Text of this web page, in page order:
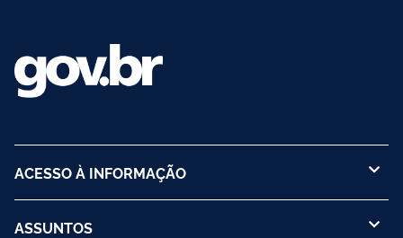
ACESSO À INFORMAÇÃO
ASSUNTOS